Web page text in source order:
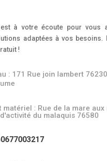
à votre écoute pour vous
adaptées à vos besoins.
!
: 171 Rue join lambert
matériel : Rue de la mare
du malaquis 76580